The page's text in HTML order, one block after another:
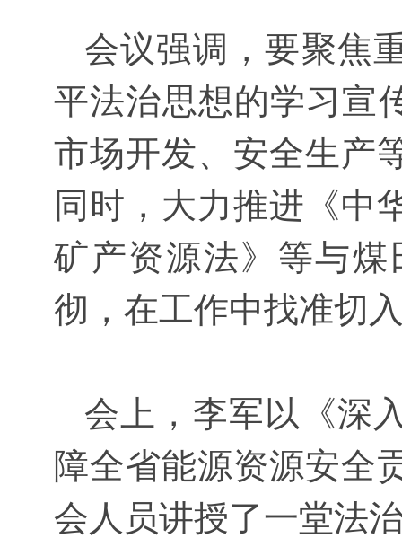
会议强调，要聚焦
平法治思想的学习宣
市场开发、安全生产
同时，大力推进《中
矿产资源法》等与
彻，在工作中找准切
会上，李军以《深
障全省能源资源安全
会人员讲授了一堂法